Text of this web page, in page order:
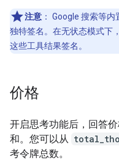
注意 ： Google 搜索等
独特签名。在无状态模式下
这些工具结果签名。
价格
开启思考功能后，回答
和。您可以从
考令牌总数。